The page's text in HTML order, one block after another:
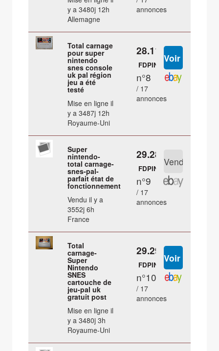
y a 3480j 12h
Allemagne
annonces
Total carnage
pour super
nintendo
snes console
uk pal région
jeu a été
testé
Mise en ligne il
y a 3487j 12h
Royaume-Uni
28.11 €
FDPIN
n°8
/ 17
annonces
Super
nintendo-
total carnage-
snes-pal-
parfait état de
fonctionnement
Vendu il y a
3552j 6h
France
29.28 €
FDPIN
n°9
/ 17
annonces
Total
carnage-
Super
Nintendo
SNES
cartouche de
jeu-pal uk
gratuit post
Mise en ligne il
y a 3480j 3h
Royaume-Uni
29.29 €
FDPIN
n°10
/ 17
annonces